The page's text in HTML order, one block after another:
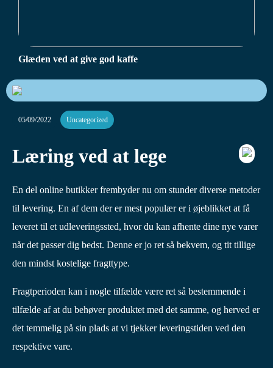
Glæden ved at give god kaffe
05/09/2022 Uncategorized
Læring ved at lege
En del online butikker frembyder nu om stunder diverse metoder
til levering. En af dem der er mest populær er i øjeblikket at få
leveret til et udleveringssted, hvor du kan afhente dine nye varer
når det passer dig bedst. Denne er jo ret så bekvem, og tit tillige
den mindst kostelige fragttype.
Fragtperioden kan i nogle tilfælde være ret så bestemmende i
tilfælde af at du behøver produktet med det samme, og herved er
det temmelig på sin plads at vi tjekker leveringstiden ved den
respektive vare.